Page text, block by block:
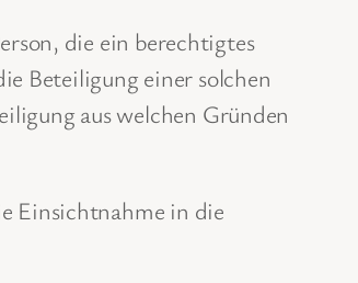
die ein berechtigtes
Beteiligung einer solchen
aus welchen Gründen
Einsichtnahme in die